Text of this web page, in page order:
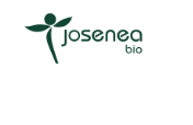
contenido